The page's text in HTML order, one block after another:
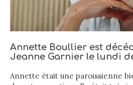
Annette Boullier est
Jeanne Garnier le lundi
Annette était une paroissienne